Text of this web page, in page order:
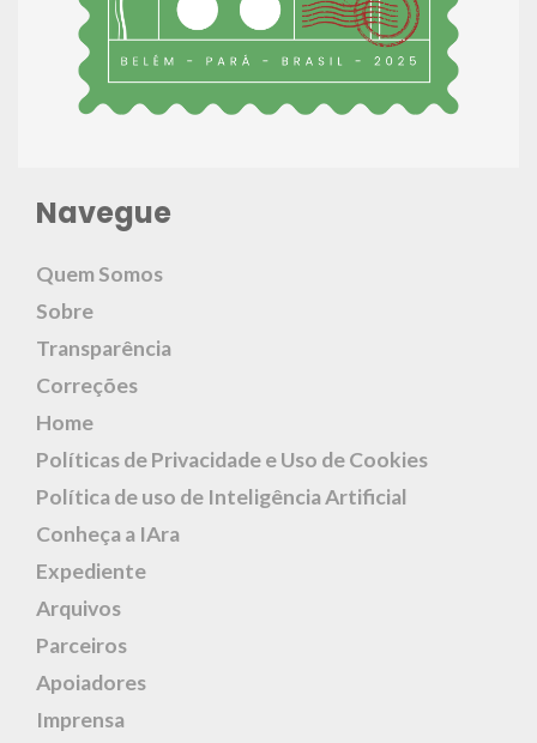
Navegue
Quem Somos
Sobre
Transparência
Correções
Home
Políticas de Privacidade e Uso de Cookies
Política de uso de Inteligência Artificial
Conheça a IAra
Expediente
Arquivos
Parceiros
Apoiadores
Imprensa